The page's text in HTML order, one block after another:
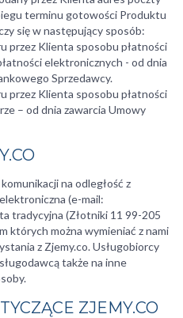
terminu gotowości Produktu
się w następujący sposób:
przez Klienta sposobu płatności
elektronicznych - od dnia
Sprzedawcy.
przez Klienta sposobu płatności
– od dnia zawarcia Umowy
na odległość z
(e-mail:
tradycyjna (Złotniki 11 99-205
których można wymieniać z nami
z Zjemy.co. Usługobiorcy
także na inne
ZJEMY.CO